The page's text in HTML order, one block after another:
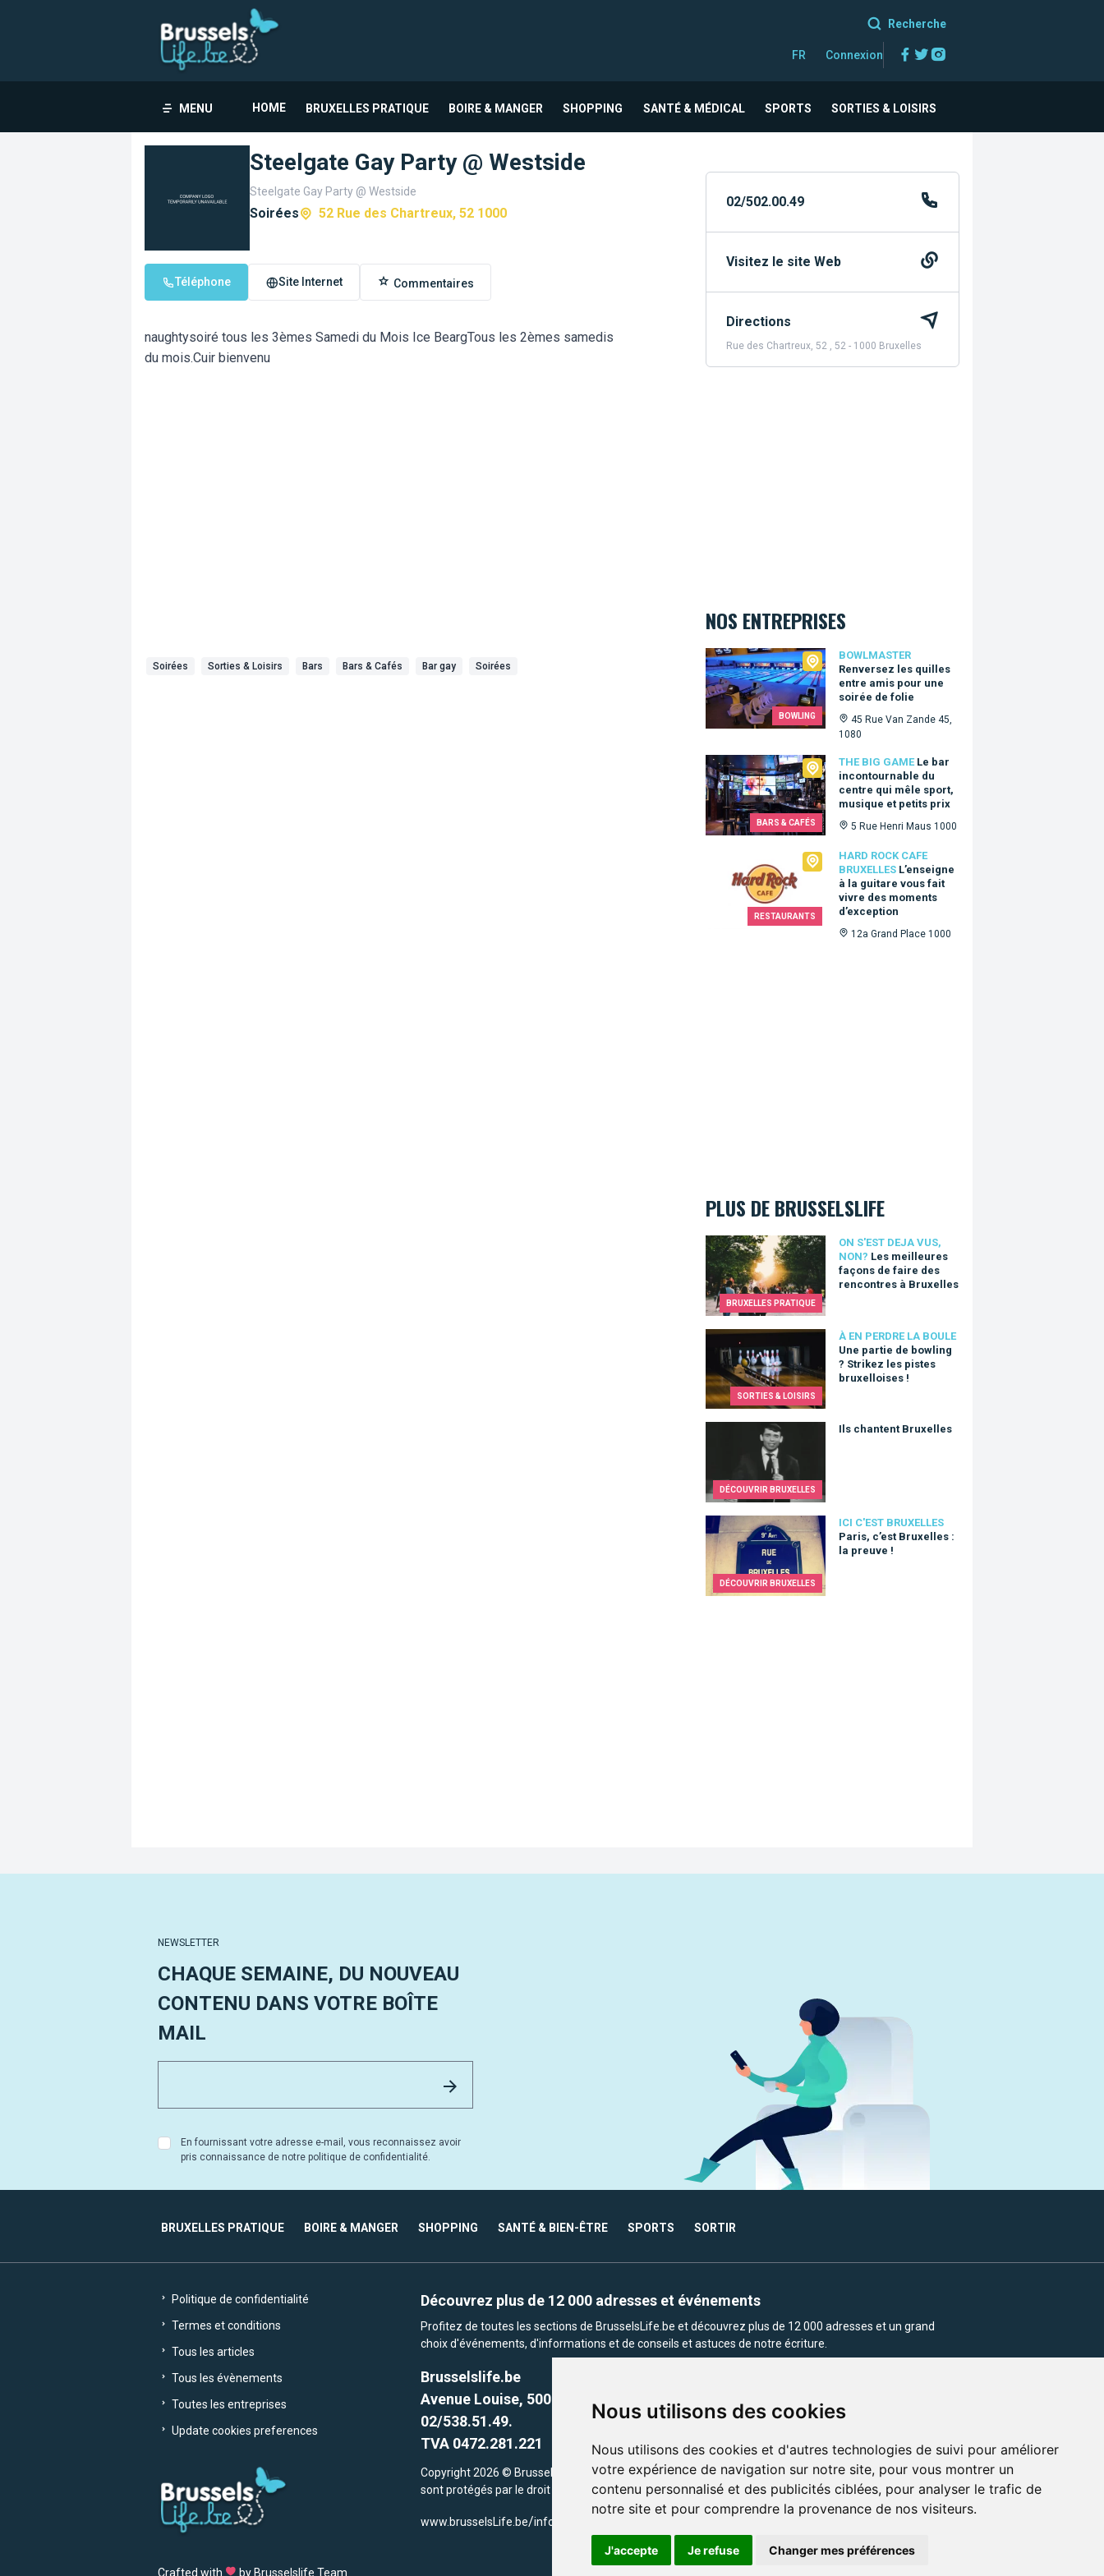
Nous utilisons des cookies
Nous utilisons des cookies et d'autres technologies de suivi pour améliorer
votre expérience de navigation sur notre site, pour vous montrer un
contenu personnalisé et des publicités ciblées, pour analyser le trafic de
notre site et pour comprendre la provenance de nos visiteurs.
J'accepte Je refuse Changer mes préférences
Recherche
FR Connexion Facebook
Twitter
MENU HOME BRUXELLES PRATIQUE BOIRE & MANGER SHOPPING SANTÉ & MÉDICAL SPORTS SORTIES & LOISIRS
Steelgate Gay Party @ Westside
Steelgate Gay Party @ Westside
Soirées 52 Rue des Chartreux, 52 1000
Téléphone Site Internet Commentaires
naughtysoiré tous les 3èmes Samedi du Mois Ice BeargTous les 2èmes samedis
du mois.Cuir bienvenu
Soirées Sorties & Loisirs Bars Bars & Cafés Bar gay Soirées
02/502.00.49
Visitez le site Web
Directions
Rue des Chartreux, 52 , 52 - 1000 Bruxelles
NOS ENTREPRISES
BOWLING
BOWLMASTER
Renversez les quilles
entre amis pour une
soirée de folie
45 Rue Van Zande 45,
1080
Bowlmaster
BARS & CAFÉS
THE BIG GAME Le bar
incontournable du
centre qui mêle sport,
musique et petits prix
5 Rue Henri Maus 1000
The Big Game
RESTAURANTS
HARD ROCK CAFE
BRUXELLES L’enseigne
à la guitare vous fait
vivre des moments
d’exception
12a Grand Place 1000
Hard Rock Cafe Bruxelles
PLUS DE BRUSSELSLIFE
BRUXELLES PRATIQUE
ON S'EST DEJA VUS,
NON? Les meilleures
façons de faire des
rencontres à Bruxelles
Les meilleures façons de faire des rencontres à Bruxelles
SORTIES & LOISIRS
À EN PERDRE LA BOULE
Une partie de bowling
? Strikez les pistes
bruxelloises !
Une partie de bowling ? Strikez les pistes bruxelloises !
DÉCOUVRIR BRUXELLES
Ils chantent Bruxelles
Ils chantent Bruxelles
DÉCOUVRIR BRUXELLES
ICI C'EST BRUXELLES
Paris, c’est Bruxelles :
la preuve !
Paris, c’est Bruxelles : la preuve !
NEWSLETTER
CHAQUE SEMAINE, DU NOUVEAU
CONTENU DANS VOTRE BOÎTE
MAIL
En fournissant votre adresse e-mail, vous reconnaissez avoir
pris connaissance de notre politique de confidentialité.
BRUXELLES PRATIQUE BOIRE & MANGER SHOPPING SANTÉ & BIEN-ÊTRE SPORTS SORTIR
Politique de confidentialité
Termes et conditions
Tous les articles
Tous les évènements
Toutes les entreprises
Update cookies preferences
Crafted with by Brusselslife Team
Découvrez plus de 12 000 adresses et événements
Profitez de toutes les sections de BrusselsLife.be et découvrez plus de 12 000 adresses et un grand
choix d'événements, d'informations et de conseils et astuces de notre écriture.
Brusselslife.be
Avenue Louise, 500 -1050 Ixelles, Brussels,
02/538.51.49.
TVA 0472.281.221
Copyright 2026 © Brusselslife.be Tous droits réservés. Le contenu et les images utilisés sur ce site
sont protégés par le droit d'auteur. la propriétaires respectifs.
www.brusselsLife.be/info@brusselslife.be